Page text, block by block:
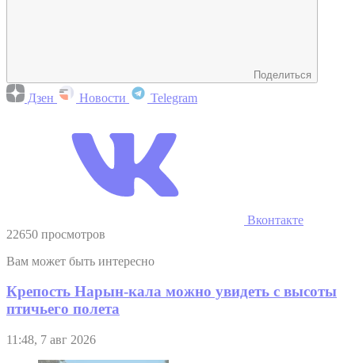
Поделиться
Дзен Новости Telegram
Вконтакте
22650 просмотров
Вам может быть интересно
Крепость Нарын-кала можно увидеть с высоты
птичьего полета
11:48, 7 авг 2026